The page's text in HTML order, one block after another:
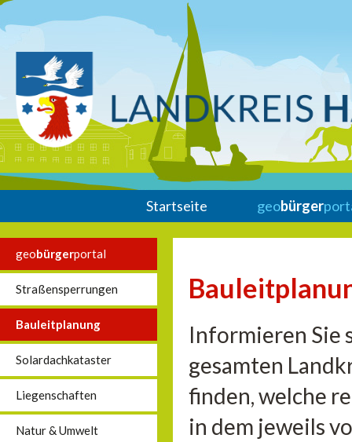
Startseite geobürger
geobürgerportal
Straßensperrungen
Bauleitplanung
Solardachkataster
Liegenschaften
Natur & Umwelt
Informieren Sie
gesamten
finden, welche
in dem jeweils